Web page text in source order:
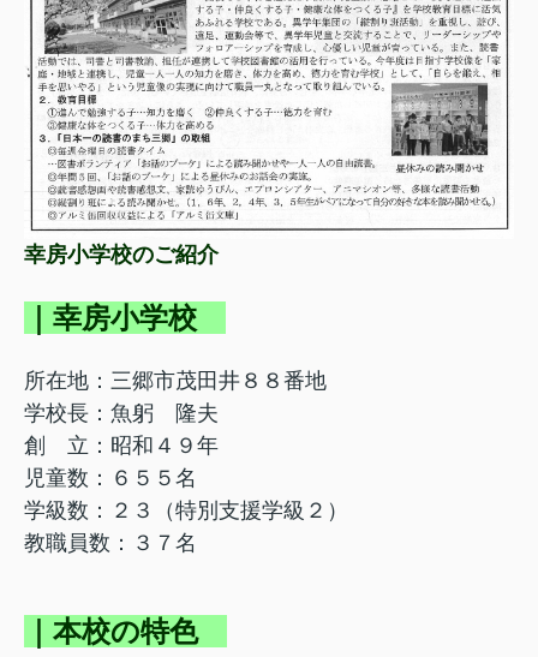
幸房小学校のご紹介
｜幸房小学校
所在地：三郷市茂田井８８番地
学校長：魚躬 隆夫
創 立：昭和４９年
児童数：６５５名
学級数：２３（特別支援学級２）
教職員数：３７名
｜本校の特色